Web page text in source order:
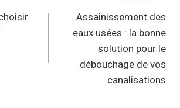
Assainissement des
eaux usées : la bonne
solution pour le
débouchage de vos
canalisations